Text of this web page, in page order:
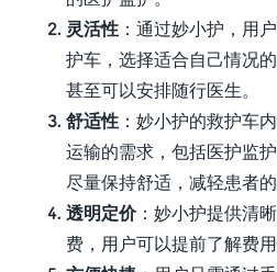
灵活性 ：通过妙小护，用
护车，选择适合自己情况
甚至可以安排随行医生。
舒适性 ：妙小护的救护车
运输的需求，包括医护监
尽量保持舒适，减轻患者的
透明定价：妙小护提供清
费，用户可以提前了解费